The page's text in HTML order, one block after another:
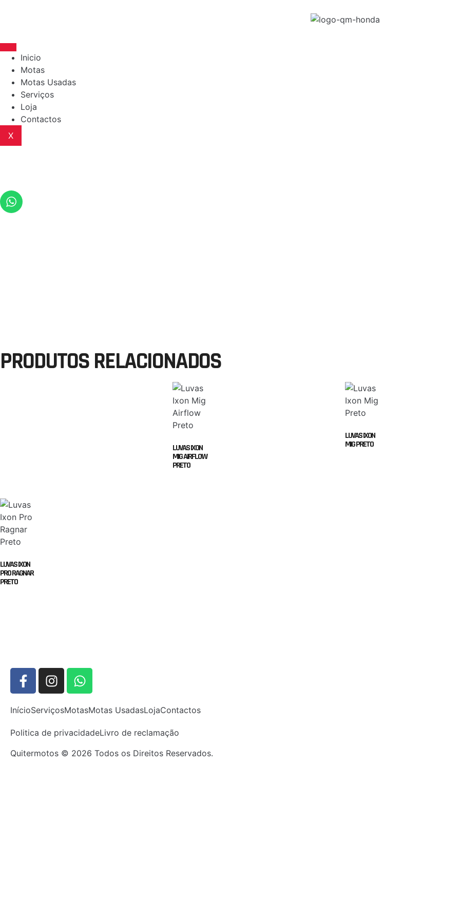
Inicio
Motas
Motas Usadas
Serviços
Loja
Contactos
X
PRODUTOS RELACIONADOS
LUVAS IXON
MIG AIRFLOW
PRETO
LUVAS IXON
MIG PRETO
LUVAS IXON
PRO RAGNAR
PRETO
InícioServiçosMotasMotas UsadasLojaContactos
Politica de privacidadeLivro de reclamação
Quitermotos © 2026 Todos os Direitos Reservados.